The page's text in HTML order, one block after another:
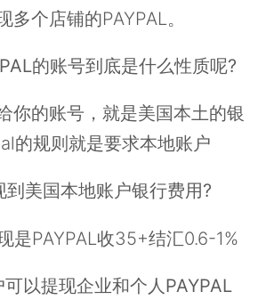
多个店铺的PAYPAL。
的账号到底是什么性质呢?
你的账号，就是美国本土的银
的规则就是要求本地账户
到美国本地账户银行费用?
是PAYPAL收35+结汇0.6-1%
以提现企业和个人PAYPAL